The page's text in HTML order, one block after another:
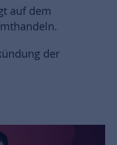
auf dem
der